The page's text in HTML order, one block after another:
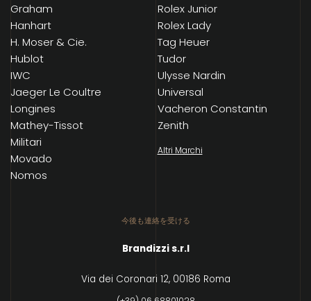
Graham
Hanhart
H. Moser & Cie.
Hublot
IWC
Jaeger Le Coultre
Longines
Mathey-Tissot
Militari
Movado
Nomos
Rolex Junior
Rolex Lady
Tag Heuer
Tudor
Ulysse Nardin
Universal
Vacheron Constantin
Zenith
Altri Marchi
今後も連絡を受ける
Brandizzi s.r.l
Via dei Coronari 12, 00186 Roma